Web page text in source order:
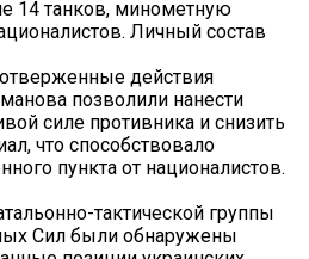
14 танков, минометную
Личный состав
действия
позволили нанести
силе противника и снизить
что способствовало
пункта от националистов.
тактической группы
Сил были обнаружены